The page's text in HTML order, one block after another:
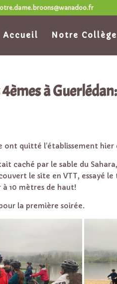
Accueil Notre Collège
à
ont quitté l’établissement
caché par le sable du
le site en VTT, essayé le
10 mètres de haut!
la première soirée.